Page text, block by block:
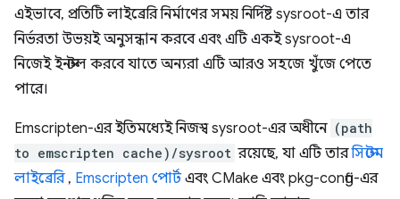
এইভাবে, প্রতিটি লাইব্রেরি নির্মাণের সময় নির্দিষ্ট sysroot-এ তার
নির্ভরতা উভয়ই অনুসন্ধান করবে এবং এটি একই sysroot-এ
নিজেই ইনস্টল করবে যাতে অন্যরা এটি আরও সহজে খুঁজে পেতে
পারে।
Emscripten-এর ইতিমধ্যেই নিজস্ব sysroot-এর অধীনে (path
to emscripten cache)/sysroot রয়েছে, যা এটি তারসিস্টেম
লাইব্রেরি, Emscripten পোর্টএবং CMake এবং pkg-config-এর